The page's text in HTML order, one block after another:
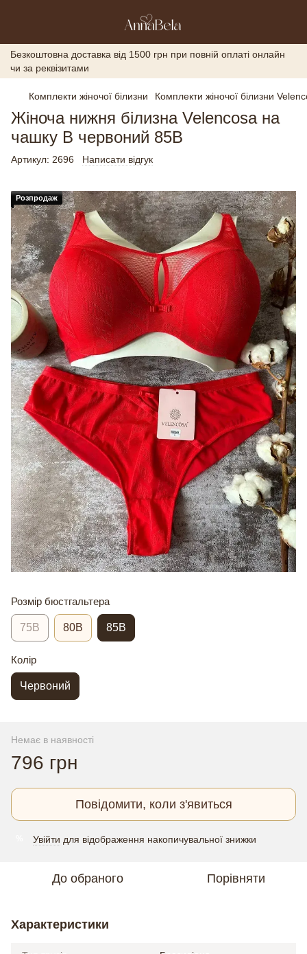
Безкоштовна доставка від 1500 грн при повній оплаті онлайн
чи за реквізитами
Комплекти жіночої білизни Комплекти жіночої білизни
Жіноча нижня білизна Velencosa на
чашку B червоний 85B
Артикул: 2696 Написати відгук
Розпродаж
Розмір бюстгальтера
75B 80В 85В
Колір
Червоний
Немає в наявності
796 грн
Повідомити, коли з'явиться
Увійти для відображення накопичувальної знижки
До обраного Порівняти
Характеристики